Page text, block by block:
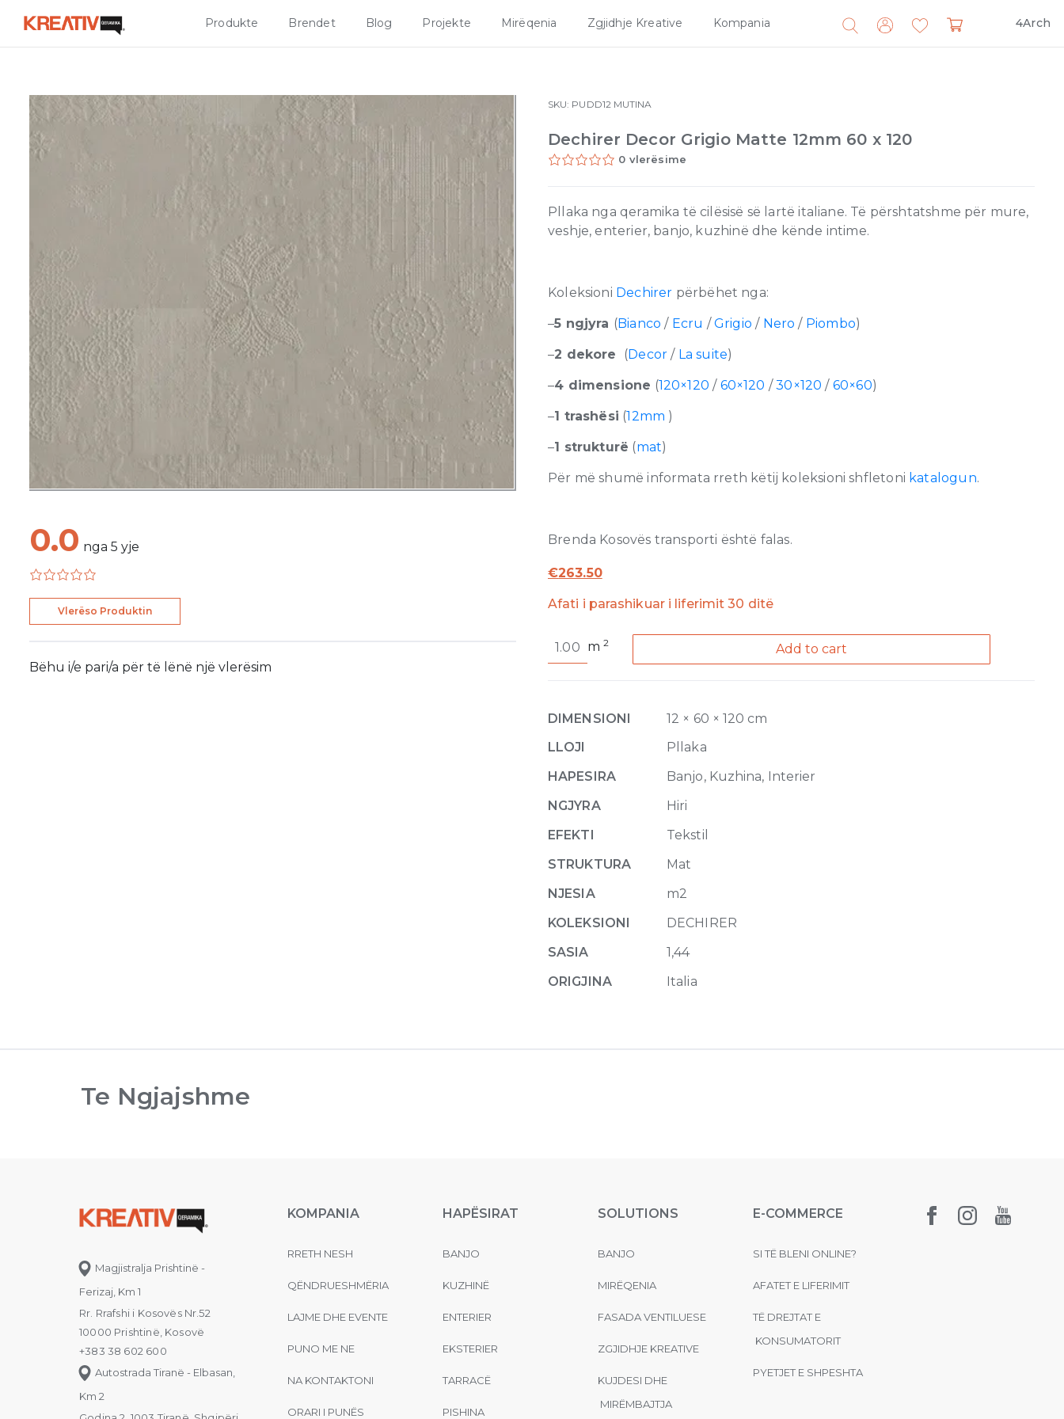
Produkte Brendet Blog Projekte Mirëqenia Zgjidhje Kreative Kompania 4Arch
Search
for:
0.0 nga 5 yje
Vlerëso Produktin
Bëhu i/e pari/a për të lënë një vlerësim
SKU: PUDD12 MUTINA
Dechirer Decor Grigio Matte 12mm 60 x 120
0 vlerësime
Pllaka nga qeramika të cilësisë së lartë italiane. Të përshtatshme për mure,
veshje, enterier, banjo, kuzhinë dhe kënde intime.
Koleksioni Dechirer përbëhet nga:
–5 ngjyra (Bianco / Ecru /Grigio / Nero / Piombo)
–2 dekore (Decor / La suite)
–4 dimensione (120×120 / 60×120 /30×120 / 60×60)
–1 trashësi (12mm )
–1 strukturë (mat)
Për më shumë informata rreth këtij koleksioni shfletoni katalogun.
Brenda Kosovës transporti është falas.
€263.50
Afati i parashikuar i liferimit 30 ditë
Decor
60
x
quantity
m2 Add to cart
DIMENSIONI
12 × 60 × 120 cm
LLOJI
Pllaka
HAPESIRA
Banjo, Kuzhina, Interier
NGJYRA
Hiri
EFEKTI
Tekstil
STRUKTURA
Mat
NJESIA
m2
KOLEKSIONI
DECHIRER
SASIA
1,44
ORIGJINA
Italia
Te Ngjajshme
Magjistralja Prishtinë -
Ferizaj, Km 1
Rr. Rrafshi i Kosovës Nr.52
10000 Prishtinë, Kosovë
+383 38 602 600
Autostrada Tiranë - Elbasan,
Km 2
KOMPANIA
RRETH NESH
QËNDRUESHMËRIA
LAJME DHE EVENTE
PUNO ME NE
NA KONTAKTONI
ORARI I PUNËS
HAPËSIRAT
BANJO
KUZHINË
ENTERIER
EKSTERIER
TARRACË
PISHINA
SOLUTIONS
BANJO
MIRËQENIA
FASADA VENTILUESE
ZGJIDHJE KREATIVE
KUJDESI DHE
MIRËMBAJTJA
E-COMMERCE
SI TË BLENI ONLINE?
AFATET E LIFERIMIT
TË DREJTAT E
KONSUMATORIT
PYETJET E SHPESHTA